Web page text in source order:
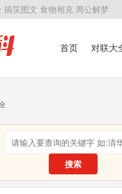
搞笑图文 食物相克 周公解梦
首页
对联大
搜索